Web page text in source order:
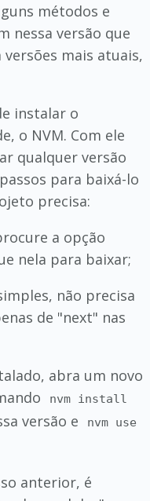
métodos e
nessa versão que
mais atuais,
instalar o
o NVM. Com ele
qualquer versão
para baixá-lo
precisa:
a opção
nela para baixar;
não precisa
de "next" nas
abra um novo
nvm install
versão e
nvm use
anterior, é